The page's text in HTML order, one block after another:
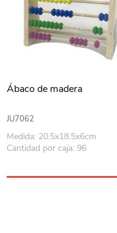
Ábaco de madera
JU7062
Medida: 20.5x18.5x6cm
Cantidad por caja: 96